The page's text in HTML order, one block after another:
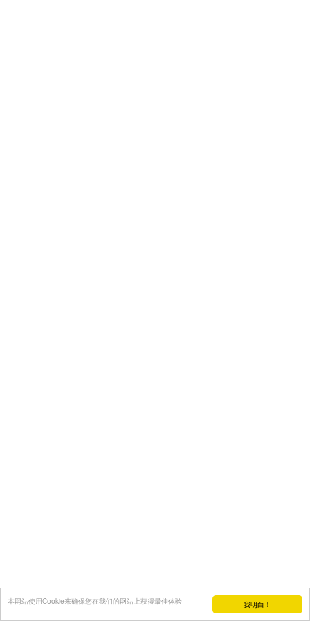
我明白！
本网站使用Cookie来确保您在我们的网站上获得最佳体验